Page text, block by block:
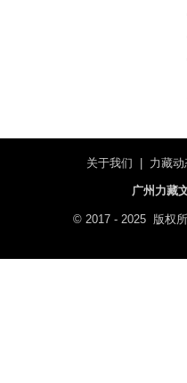
关于我们 力藏动
广州力藏
© 2017 - 2025 版权